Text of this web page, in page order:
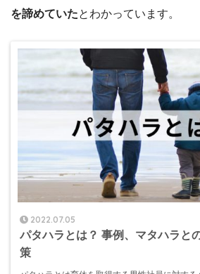
を諦めていたとわかっています。
2022.07.05
パタハラとは？ 事例、マタハラと
策